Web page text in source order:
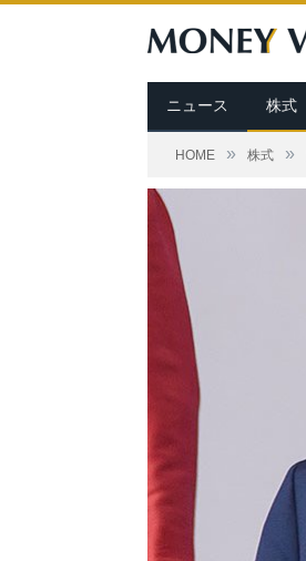
ニュース 株式
HOME » 株式 »